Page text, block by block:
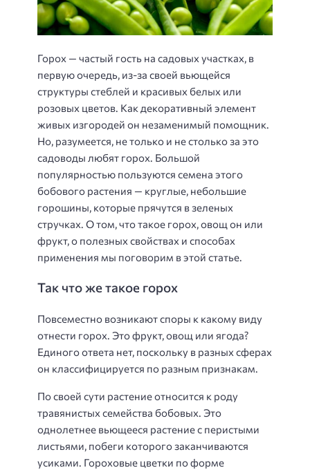
Горох — частый гость на садовых участках, в
первую очередь, из-за своей вьющейся
структуры стеблей и красивых белых или
розовых цветов. Как декоративный элемент
живых изгородей он незаменимый помощник.
Но, разумеется, не только и не столько за это
садоводы любят горох. Большой
популярностью пользуются семена этого
бобового растения — круглые, небольшие
горошины, которые прячутся в зеленых
стручках. О том, что такое горох, овощ он или
фрукт, о полезных свойствах и способах
применения мы поговорим в этой статье.
Так что же такое горох
Повсеместно возникают споры к какому виду
отнести горох. Это фрукт, овощ или ягода?
Единого ответа нет, поскольку в разных сферах
он классифицируется по разным признакам.
По своей сути растение относится к роду
травянистых семейства бобовых. Это
однолетнее вьющееся растение с перистыми
листьями, побеги которого заканчиваются
усиками. Гороховые цветки по форме